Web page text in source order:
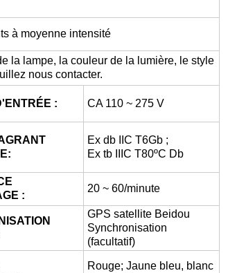
à moyenne intensité
la lampe, la couleur de la lumière, le style
nous contacter.
: CA 110 ~ 275 V
Ex db IIC T6Gb ;
Ex tb IIIC T80ºC Db
:
20 ~ 60/minute
GPS satellite Beidou
Synchronisation
(facultatif)
Rouge; Jaune bleu, blanc